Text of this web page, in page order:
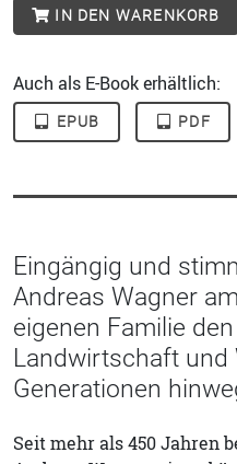
IN DEN WARENKORB
Auch als E-Book erhältlich:
EPUB PDF
Eingängig und
Andreas Wagner
eigenen Familie
Landwirtschaft
Generationen
Seit mehr als 450 Jahren